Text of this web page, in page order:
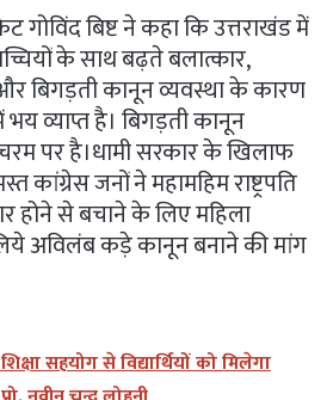
गोविंद बिष्ट ने कहा कि उत्तराखंड में
के साथ बढ़ते बलात्कार,
बिगड़ती कानून व्यवस्था के कारण
भय व्याप्त है। बिगड़ती कानून
पर है।धामी सरकार के खिलाफ
जनों ने महामहिम राष्ट्रपति
होने से बचाने के लिए महिला
अविलंब कड़े कानून बनाने की मांग
सहयोग से विद्यार्थियों को मिलेगा